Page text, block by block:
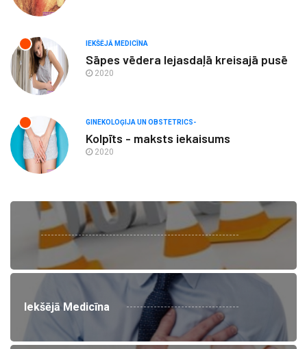
IEKŠĒJĀ MEDICĪNA
Sāpes vēdera lejasdaļā kreisajā pusē
2020
GINEKOLOĢIJA UN OBSTETRICS-
Kolpīts - maksts iekaisums
2020
Iekšējā Medicīna